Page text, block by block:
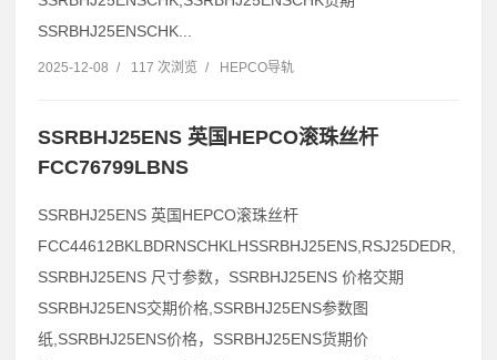
SSRBHJ25ENSCHK...
2025-12-08 / 117 次浏览 / HEPCO导轨
SSRBHJ25ENS 英国HEPCO滚珠丝杆
FCC76799LBNS
SSRBHJ25ENS 英国HEPCO滚珠丝杆
FCC44612BKLBDRNSCHKLHSSRBHJ25ENS,RSJ25DEDR,
SSRBHJ25ENS 尺寸参数，SSRBHJ25ENS 价格交期
SSRBHJ25ENS交期价格,SSRBHJ25ENS参数图
纸,SSRBHJ25ENS价格，SSRBHJ25ENS货期价